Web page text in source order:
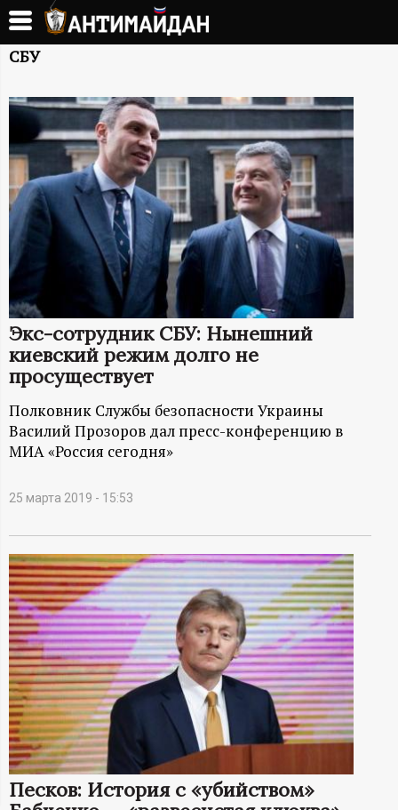
Перейти
основному
А
Н
Т
И
М
А
Й
Д
А
Н
-
и
н
ф
о
р
м
а
СБУ
Экс-сотрудник СБУ: Нынешний
киевский режим долго не
просуществует
Полковник Службы безопасности Украины
Василий Прозоров дал пресс-конференцию в
МИА «Россия сегодня»
25 марта 2019 - 15:53
Песков: История с «убийством»